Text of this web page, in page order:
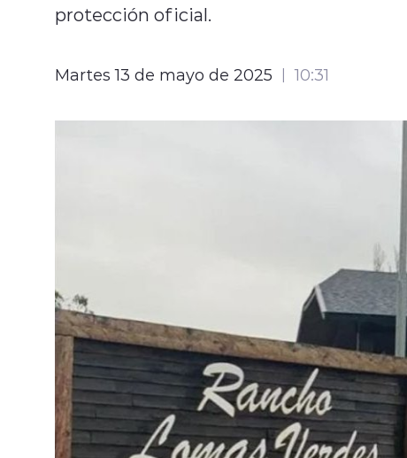
protección oficial.
Martes 13 de mayo de 2025 10:31